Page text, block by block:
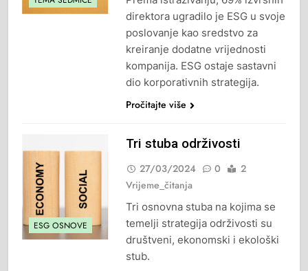
direktora ugradilo je ESG u svoje
poslovanje kao sredstvo za
kreiranje dodatne vrijednosti
kompanija. ESG ostaje sastavni
dio korporativnih strategija.
Pročitajte više
ESG OSNOVE
Tri stuba održivosti
27/03/2024 0
2
Vrijeme_čitanja
Tri osnovna stuba na kojima se
temelji strategija održivosti su
društveni, ekonomski i ekološki
stub.